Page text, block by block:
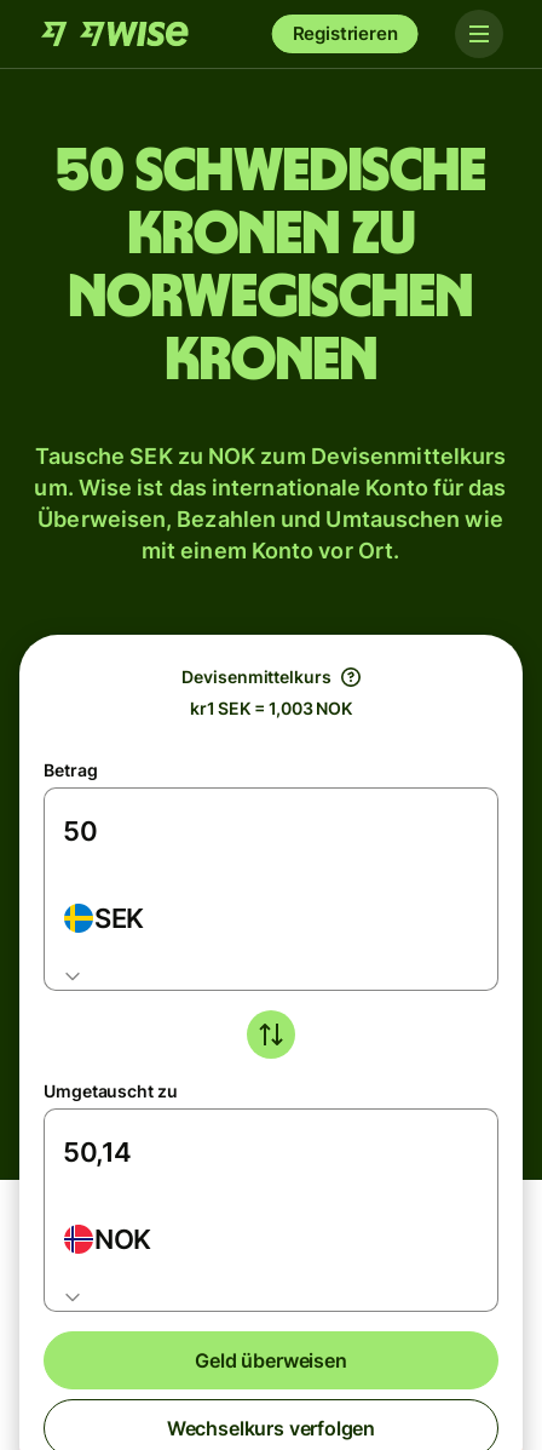
Registrieren
50 schwedische
Kronen zu
norwegischen
Kronen
Tausche SEK zu NOK zum Devisenmittelkurs
um. Wise ist das internationale Konto für das
Überweisen, Bezahlen und Umtauschen wie
mit einem Konto vor Ort.
Devisenmittelkurs
kr1 SEK = 1,003 NOK
Betrag
SEK
Umgetauscht zu
NOK
Geld überweisen
Wechselkurs verfolgen